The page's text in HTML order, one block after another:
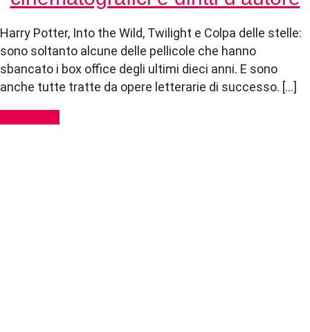
Harry Potter, Into the Wild, Twilight e Colpa delle stelle:
sono soltanto alcune delle pellicole che hanno
sbancato i box office degli ultimi dieci anni. E sono
anche tutte tratte da opere letterarie di successo. […]